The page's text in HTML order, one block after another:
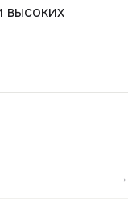
высоких
→